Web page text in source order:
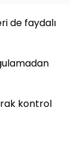
de faydalı
kontrol